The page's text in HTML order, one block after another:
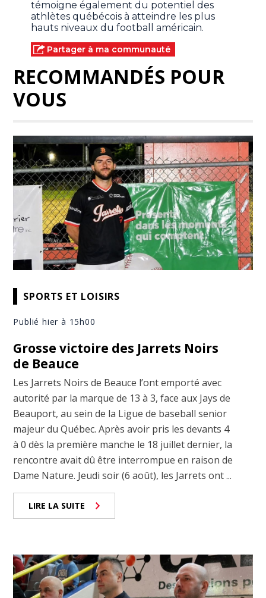
témoigne également du potentiel des
athlètes québécois à atteindre les plus
hauts niveaux du football américain.
Partager à ma communauté
RECOMMANDÉS POUR
VOUS
SPORTS ET LOISIRS
Publié hier à 15h00
Grosse victoire des Jarrets Noirs
de Beauce
Les Jarrets Noirs de Beauce l’ont emporté avec
autorité par la marque de 13 à 3, face aux Jays de
Beauport, au sein de la Ligue de baseball senior
majeur du Québec. Après avoir pris les devants 4
à 0 dès la première manche le 18 juillet dernier, la
rencontre avait dû être interrompue en raison de
Dame Nature. Jeudi soir (6 août), les Jarrets ont ...
LIRE LA SUITE